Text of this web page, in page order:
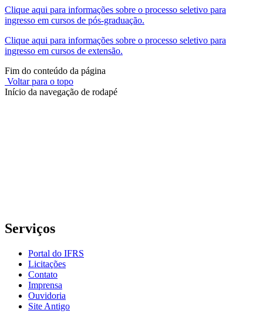
Clique aqui para informações sobre o processo seletivo para
ingresso em cursos de pós-graduação.
Clique aqui para informações sobre o processo seletivo para
ingresso em cursos de extensão.
Fim do conteúdo da página
Voltar para o topo
Início da navegação de rodapé
Serviços
Portal do IFRS
Licitações
Contato
Imprensa
Ouvidoria
Site Antigo